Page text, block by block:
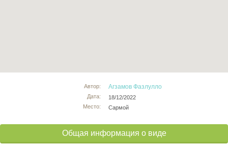
Автор:
Дата:
Место:
Агзамов Фазлулло
18/12/2022
Сармой
Общая информация о виде